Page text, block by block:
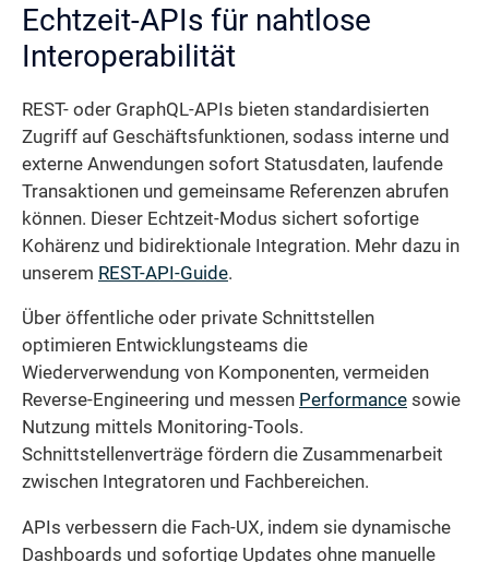
Echtzeit-APIs für nahtlose
Interoperabilität
REST- oder GraphQL-APIs bieten standardisierten
Zugriff auf Geschäftsfunktionen, sodass interne und
externe Anwendungen sofort Statusdaten, laufende
Transaktionen und gemeinsame Referenzen abrufen
können. Dieser Echtzeit-Modus sichert sofortige
Kohärenz und bidirektionale Integration. Mehr dazu in
unserem REST-API-Guide.
Über öffentliche oder private Schnittstellen
optimieren Entwicklungsteams die
Wiederverwendung von Komponenten, vermeiden
Reverse-Engineering und messen Performance sowie
Nutzung mittels Monitoring-Tools.
Schnittstellenverträge fördern die Zusammenarbeit
zwischen Integratoren und Fachbereichen.
APIs verbessern die Fach-UX, indem sie dynamische
Dashboards und sofortige Updates ohne manuelle